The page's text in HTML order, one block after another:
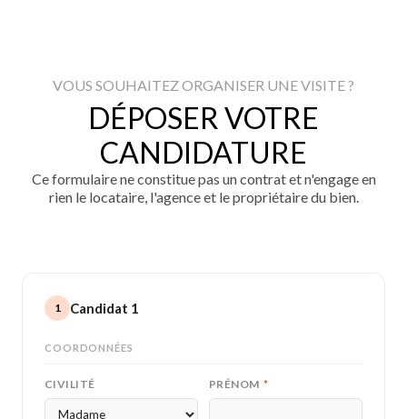
VOUS SOUHAITEZ ORGANISER UNE VISITE ?
DÉPOSER VOTRE
CANDIDATURE
Ce formulaire ne constitue pas un contrat et n'engage en
rien le locataire, l'agence et le propriétaire du bien.
1 Candidat 1
COORDONNÉES
CIVILITÉ PRÉNOM *